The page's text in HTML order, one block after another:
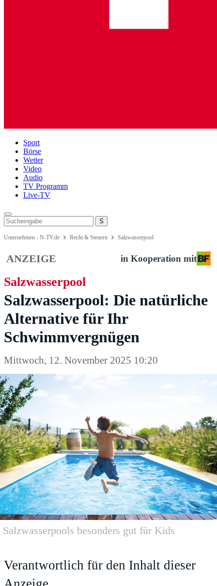
Sport
Börse
Wetter
Video
Audio
TV Programm
Live-TV
Unternehmen - N-TV.de Recht & Steuern Salzwasserpool
ANZEIGE in Kooperation mit
Salzwasserpool
Salzwasserpool: Die natürliche
Alternative für Ihr
Schwimmvergnügen
Salzwasserpools besonders gut für Kids
Verantwortlich für den Inhalt dieser
Mittwoch, 12. November 2025 10:20